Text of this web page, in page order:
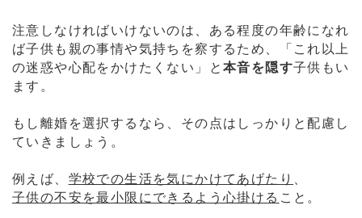
注意しなければいけないのは、ある程度の年齢になれ
ば子供も親の事情や気持ちを察するため、「これ以上
の迷惑や心配をかけたくない」と 本音を隠す子供もい
ます。
もし離婚を選択するなら、その点はしっかりと配慮し
ていきましょう。
例えば、 学校での生活を気にかけてあげたり
子供の不安を最小限にできるよう心掛ける こと。